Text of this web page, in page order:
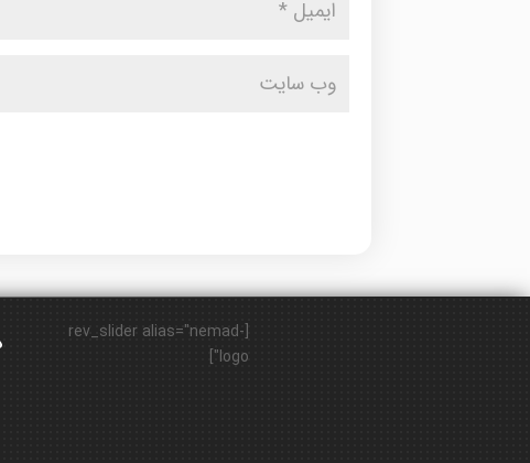
[rev_slider alias="nemad-
logo"]